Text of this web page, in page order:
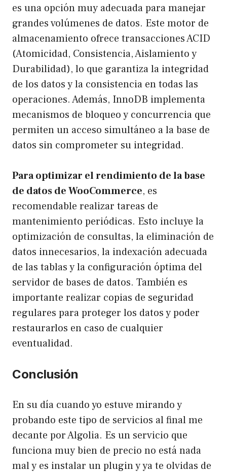
es una opción muy adecuada para manejar
grandes volúmenes de datos. Este motor de
almacenamiento ofrece transacciones ACID
(Atomicidad, Consistencia, Aislamiento y
Durabilidad), lo que garantiza la integridad
de los datos y la consistencia en todas las
operaciones. Además, InnoDB implementa
mecanismos de bloqueo y concurrencia que
permiten un acceso simultáneo a la base de
datos sin comprometer su integridad.
Para optimizar el rendimiento de la base
de datos de WooCommerce, es
recomendable realizar tareas de
mantenimiento periódicas. Esto incluye la
optimización de consultas, la eliminación de
datos innecesarios, la indexación adecuada
de las tablas y la configuración óptima del
servidor de bases de datos. También es
importante realizar copias de seguridad
regulares para proteger los datos y poder
restaurarlos en caso de cualquier
eventualidad.
Conclusión
En su día cuando yo estuve mirando y
probando este tipo de servicios al final me
decante porAlgolia. Es un servicio que
funciona muy bien de precio no está nada
mal y es instalar un plugin y ya te olvidas de